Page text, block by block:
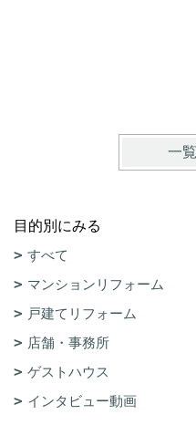
一
目的別にみる
すべて
マンションリフォーム
戸建てリフォーム
店舗・事務所
ゲストハウス
インタビュー動画